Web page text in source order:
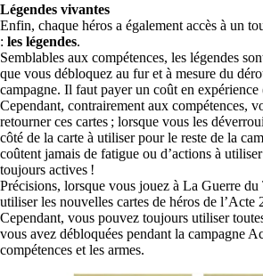
Légendes vivantes
Enfin, chaque héros a également accès à un
: les légendes.
Semblables aux compétences, les légendes
que vous débloquez au fur et à mesure du
campagne. Il faut payer un coût en
Cependant, contrairement aux compétences,
retourner ces cartes ; lorsque vous les
côté de la carte à utiliser pour le reste de la
coûtent jamais de fatigue ou d’actions à
toujours actives !
Précisions, lorsque vous jouez à La Guerre
utiliser les nouvelles cartes de héros de l’Acte
Cependant, vous pouvez toujours utiliser
vous avez débloquées pendant la campagne
compétences et les armes.